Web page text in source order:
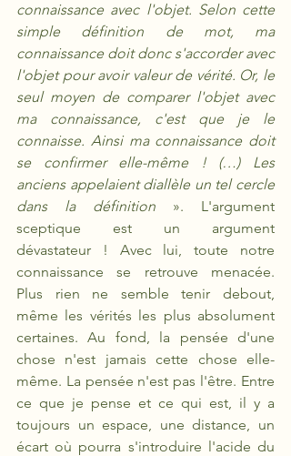
connaissance avec l'objet. Selon cette
simple définition de mot, ma
connaissance doit donc s'accorder avec
l'objet pour avoir valeur de vérité. Or, le
seul moyen de comparer l'objet avec
ma connaissance, c'est que je le
connaisse. Ainsi ma connaissance doit
se confirmer elle-même ! (…) Les
anciens appelaient diallèle un tel cercle
dans la définition ». L'argument
sceptique est un argument
dévastateur ! Avec lui, toute notre
connaissance se retrouve menacée.
Plus rien ne semble tenir debout,
même les vérités les plus absolument
certaines. Au fond, la pensée d'une
chose n'est jamais cette chose elle-
même. La pensée n'est pas l'être. Entre
ce que je pense et ce qui est, il y a
toujours un espace, une distance, un
écart où pourra s'introduire l'acide du